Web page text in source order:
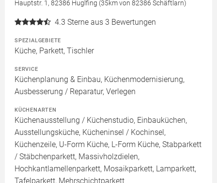
Hauptstr. 1, 82386 Huglfing (35km von 82386 Schäftlarn)
4.3 Sterne aus 3 Bewertungen
SPEZIALGEBIETE
Küche, Parkett, Tischler
SERVICE
Küchenplanung & Einbau, Küchenmodernisierung,
Ausbesserung / Reparatur, Verlegen
KÜCHENARTEN
Küchenausstellung / Küchenstudio, Einbauküchen,
Ausstellungsküche, Kücheninsel / Kochinsel,
Küchenzeile, U-Form Küche, L-Form Küche, Stabparkett
/ Stäbchenparkett, Massivholzdielen,
Hochkantlamellenparkett, Mosaikparkett, Lamparkett,
Tafelparkett, Mehrschichtparkett